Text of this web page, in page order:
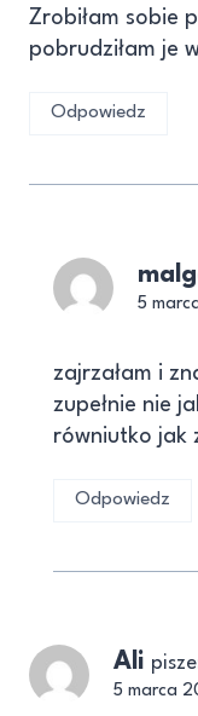
Zrobiłam sobie
pobrudziłam je
Odpowiedz
5
zajrzałam i
zupełnie nie
równiutko jak
Odpowiedz
Ali
5 marca